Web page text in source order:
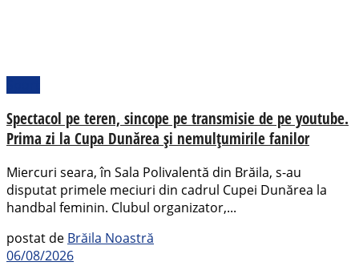
Spectacol pe teren, sincope pe transmisie de pe youtube.
Prima zi la Cupa Dunărea și nemulțumirile fanilor
Miercuri seara, în Sala Polivalentă din Brăila, s-au
disputat primele meciuri din cadrul Cupei Dunărea la
handbal feminin. Clubul organizator,...
postat de Brăila Noastră
06/08/2026